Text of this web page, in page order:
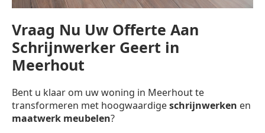
Vraag Nu Uw Offerte Aan
Schrijnwerker Geert in
Meerhout
Bent u klaar om uw woning in Meerhout te
transformeren met hoogwaardigeschrijnwerken en
maatwerk meubelen?